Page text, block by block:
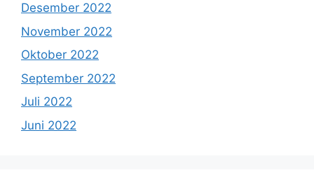
Desember 2022
November 2022
Oktober 2022
September 2022
Juli 2022
Juni 2022